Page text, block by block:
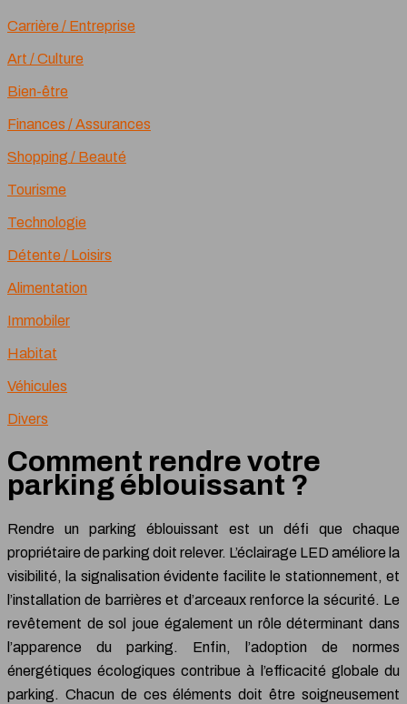
Carrière / Entreprise
Art / Culture
Bien-être
Finances / Assurances
Shopping / Beauté
Tourisme
Technologie
Détente / Loisirs
Alimentation
Immobiler
Habitat
Véhicules
Divers
Comment rendre votre
parking éblouissant ?
Rendre un parking éblouissant est un défi que chaque
propriétaire de parking doit relever. L’éclairage LED améliore la
visibilité, la signalisation évidente facilite le stationnement, et
l’installation de barrières et d’arceaux renforce la sécurité. Le
revêtement de sol joue également un rôle déterminant dans
l’apparence du parking. Enfin, l’adoption de normes
énergétiques écologiques contribue à l’efficacité globale du
parking. Chacun de ces éléments doit être soigneusement